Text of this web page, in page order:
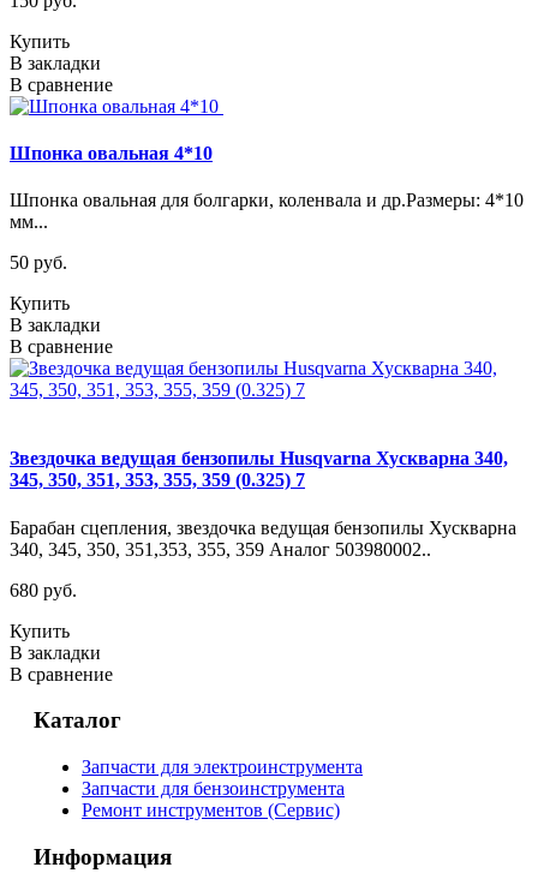
Купить
В закладки
В сравнение
Шпонка овальная 4*10
Шпонка овальная для болгарки, коленвала и др.Размеры: 4*10
мм...
50 руб.
Купить
В закладки
В сравнение
Звездочка ведущая бензопилы Husqvarna Хускварна 340,
345, 350, 351, 353, 355, 359 (0.325) 7
Барабан сцепления, звездочка ведущая бензопилы Хускварна
340, 345, 350, 351,353, 355, 359 Аналог 503980002..
680 руб.
Купить
В закладки
В сравнение
Каталог
Запчасти для электроинструмента
Запчасти для бензоинструмента
Ремонт инструментов (Сервис)
Информация